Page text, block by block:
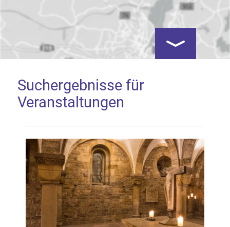
Google Map laden
Mit dem Laden der Karte akzeptieren Sie, dass die
Anwendung Google Maps beim Aktivieren von
Inhalten Cookies auf Ihrem Gerät setzt, z.B. zwecks
Reichweitenmessung und profilbasierter Werbung.
Näheres s.
zur Datenschutzerklärung
Kartenansicht
Suchergebnisse für
Veranstaltungen